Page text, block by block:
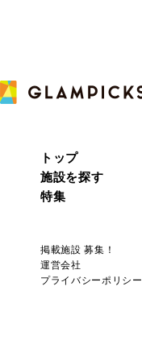
トップ
施設を探す
特集
掲載施設 募集！
運営会社
プライバシーポリシー